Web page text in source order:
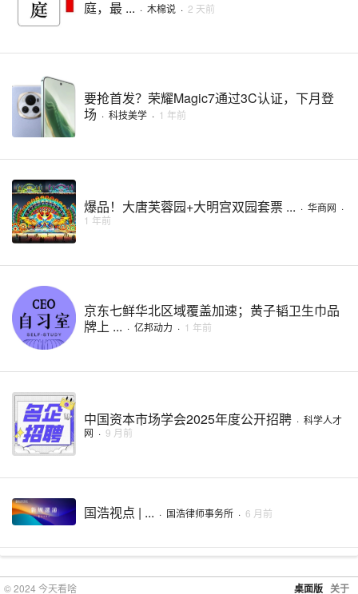
庭，最 ... · 木棉说 · 2 天前
要抢首发？荣耀Magic7通过3C认证，下月登
场 · 科技美学 · 1 年前
爆品！大唐芙蓉园+大明宫双园套票 ... · 华商网 ·
1 年前
京东七鲜华北区域覆盖加速；黄子韬卫生巾品
牌上 ... · 亿邦动力 · 1 年前
中国资本市场学会2025年度公开招聘 · 科学人才
网 · 9 月前
国浩视点 | ... · 国浩律师事务所 · 6 月前
桌面版 关于
© 2024 今天看啥